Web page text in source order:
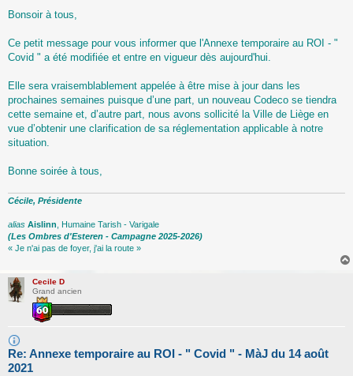
s
g
Bonsoir à tous,
Ce petit message pour vous informer que l'Annexe temporaire au ROI - "
Covid " a été modifiée et entre en vigueur dès aujourd'hui.
Elle sera vraisemblablement appelée à être mise à jour dans les
prochaines semaines puisque d’une part, un nouveau Codeco se tiendra
cette semaine et, d’autre part, nous avons sollicité la Ville de Liège en
vue d’obtenir une clarification de sa réglementation applicable à notre
situation.
Bonne soirée à tous,
Cécile, Présidente
alias Aislinn , Humaine Tarish - Varigale
(Les Ombres d'Esteren - Campagne 2025-2026)
« Je n'ai pas de foyer, j'ai la route »
Cecile D
Grand ancien
Re: Annexe temporaire au ROI - " Covid " - MàJ du 14 août
2021